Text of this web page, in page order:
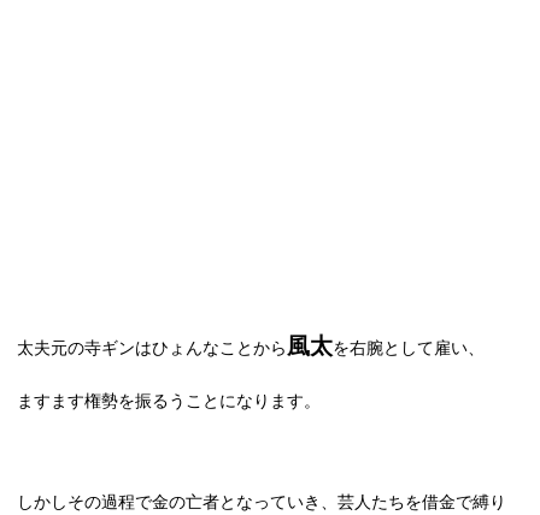
太夫元の寺ギンはひょんなことから 風太を右腕として雇い、
ますます権勢を振るうことになります。
しかしその過程で金の亡者となっていき、芸人たちを借金で縛り